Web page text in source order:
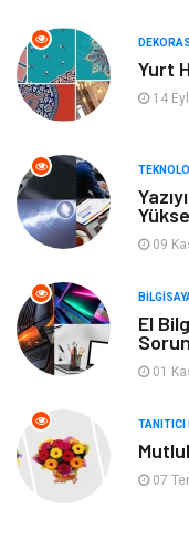
Turizm
Bilgisayar & Yazılım
Tekstil
Eğlence
Plastik
Hizmet
Aksesuar
Hediyelik Eşya
Yurt
14
09
El
01
TANITICI
07